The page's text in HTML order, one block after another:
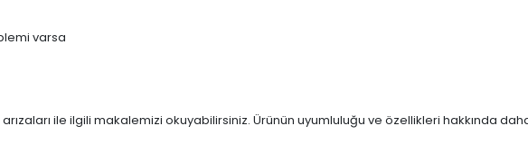
varsa
arızaları ile ilgili makalemizi okuyabilirsiniz. Ürünün uyumluluğu ve özellikleri hakkında